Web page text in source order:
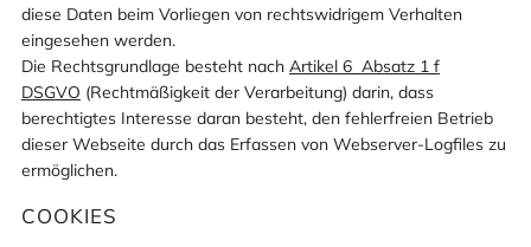
diese Daten beim Vorliegen von rechtswidrigem Verhalten
eingesehen werden.
Die Rechtsgrundlage besteht nach Artikel 6 Absatz 1 f
DSGVO (Rechtmäßigkeit der Verarbeitung) darin, dass
berechtigtes Interesse daran besteht, den fehlerfreien Betrieb
dieser Webseite durch das Erfassen von Webserver-Logfiles zu
ermöglichen.
COOKIES